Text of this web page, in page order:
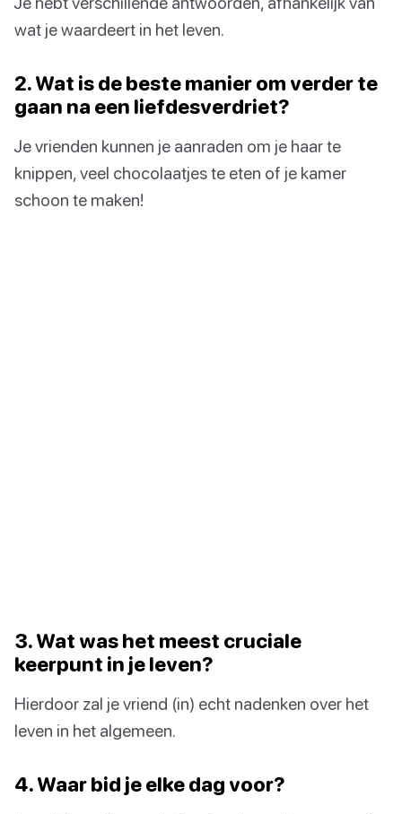
wat je waardeert in het leven.
2. Wat is de beste manier om verder te
gaan na een liefdesverdriet?
Je vrienden kunnen je aanraden om je haar te
knippen, veel chocolaatjes te eten of je kamer
schoon te maken!
3. Wat was het meest cruciale
keerpunt in je leven?
Hierdoor zal je vriend (in) echt nadenken over het
leven in het algemeen.
4. Waar bid je elke dag voor?